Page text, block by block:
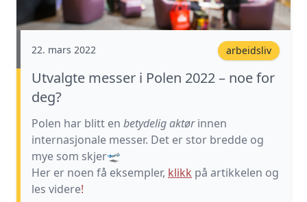
22. mars 2022 arbeidsliv
Utvalgte messer i Polen 2022 – noe for
deg?
Polen har blitt en betydelig aktørinnen
internasjonale messer. Det er stor bredde og
mye som skjer🛫
Her er noen få eksempler, klikk på artikkelen og
les videre!